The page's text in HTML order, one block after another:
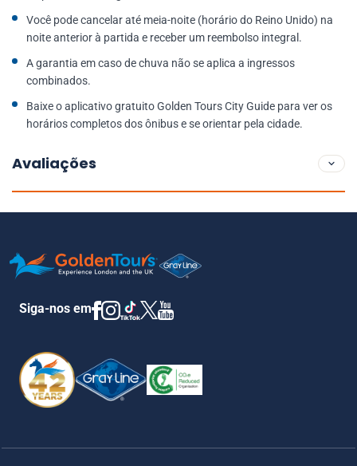
Você pode cancelar até meia-noite (horário do Reino Unido) na
noite anterior à partida e receber um reembolso integral.
A garantia em caso de chuva não se aplica a ingressos
combinados.
Baixe o aplicativo gratuito Golden Tours City Guide para ver os
horários completos dos ônibus e se orientar pela cidade.
Avaliações
Siga-nos em